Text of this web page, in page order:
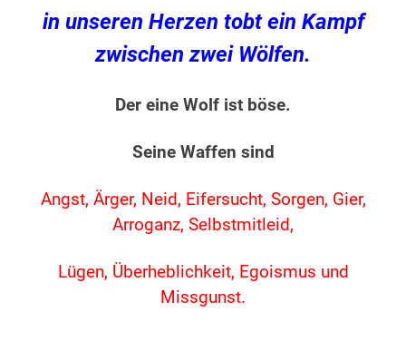
in unseren Herzen tobt ein Kampf
zwischen zwei Wölfen.
Der eine Wolf ist böse.
Seine Waffen sind
Angst, Ärger, Neid, Eifersucht, Sorgen, Gier,
Arroganz, Selbstmitleid,
Lügen, Überheblichkeit, Egoismus und
Missgunst.